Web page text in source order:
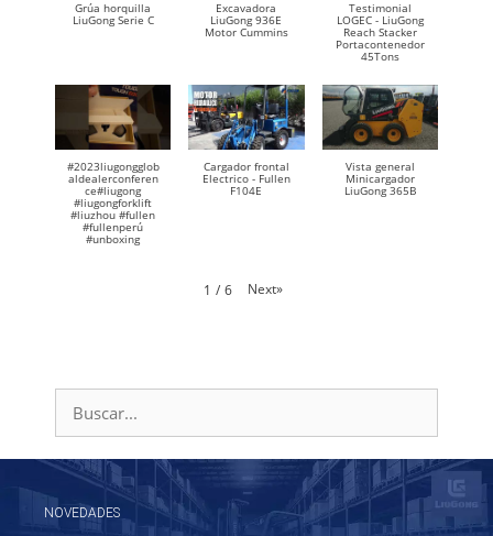
Grúa horquilla
LiuGong Serie C
Excavadora
LiuGong 936E
Motor Cummins
Testimonial
LOGEC - LiuGong
Reach Stacker
Portacontenedor
45Tons
#2023liugongglob
aldealerconferen
ce#liugong
#liugongforklift
#liuzhou #fullen
#fullenperú
#unboxing
Cargador frontal
Electrico - Fullen
F104E
Vista general
Minicargador
LiuGong 365B
1 / 6 Next»
NOVEDADES